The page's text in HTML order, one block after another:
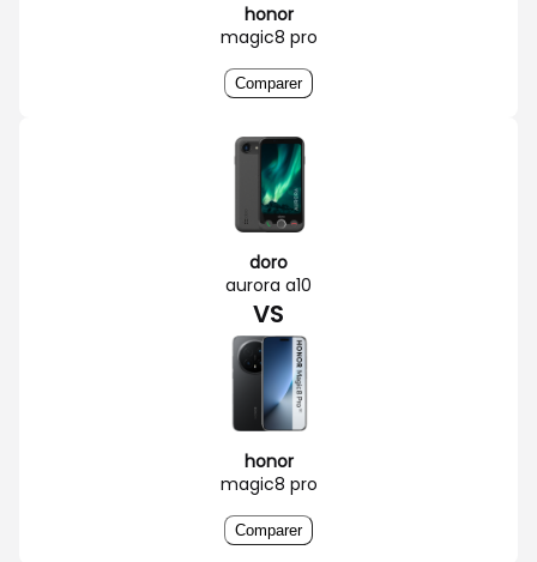
honor
magic8 pro
Comparer
doro
aurora a10
VS
honor
magic8 pro
Comparer